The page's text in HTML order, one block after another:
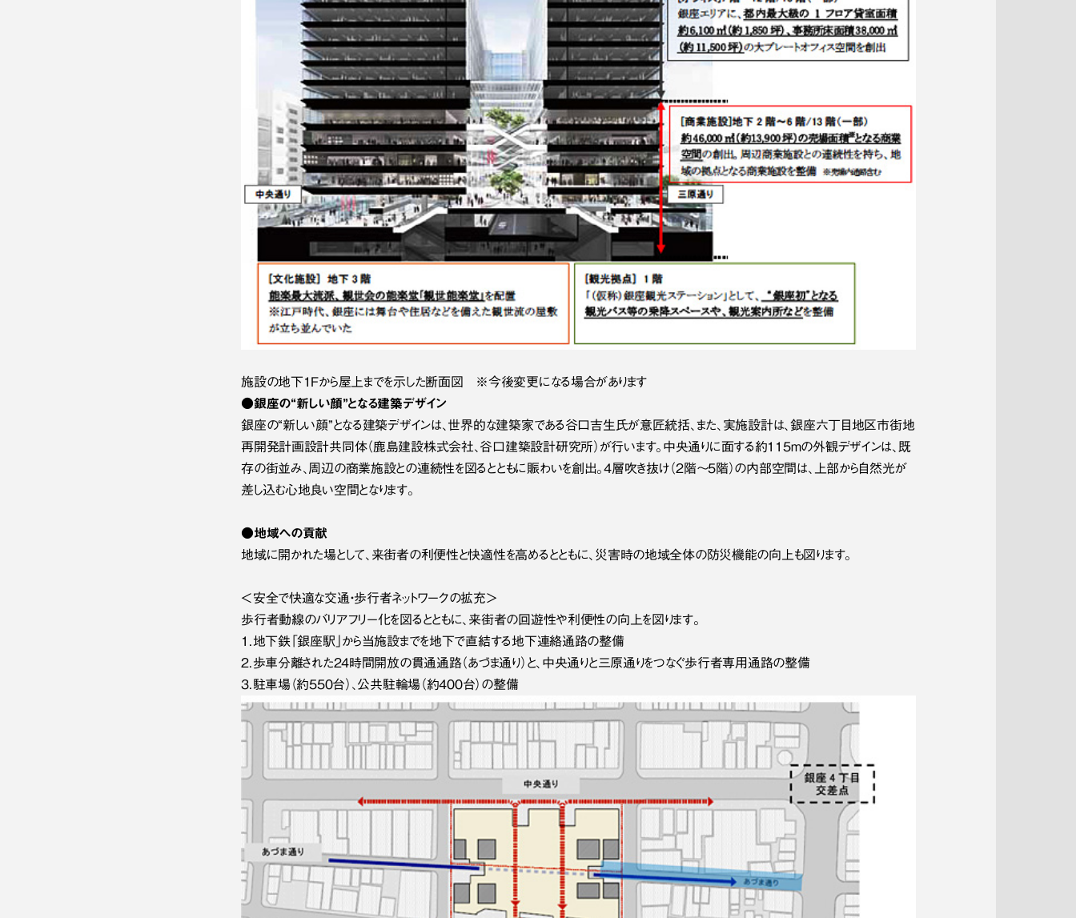
施設の地下1Fから屋上までを示した断面図　※今後変更になる場合があります
●銀座の“新しい顔”となる建築デザイン
銀座の“新しい顔”となる建築デザインは、世界的な建築家である谷口吉生氏が意匠統括、また、実施設計は、銀座六丁目地区市街地
再開発計画設計共同体（鹿島建設株式会社、谷口建築設計研究所）が行います。中央通りに面する約115mの外観デザインは、既
存の街並み、周辺の商業施設との連続性を図るとともに賑わいを創出。4層吹き抜け（2階～5階）の内部空間は、上部から自然光が
差し込む心地良い空間となります。
●地域への貢献
地域に開かれた場として、来街者の利便性と快適性を高めるとともに、災害時の地域全体の防災機能の向上も図ります。
＜安全で快適な交通・歩行者ネットワークの拡充＞
歩行者動線のバリアフリー化を図るとともに、来街者の回遊性や利便性の向上を図ります。
1．地下鉄「銀座駅」から当施設までを地下で直結する地下連絡通路の整備
2．歩車分離された24時間開放の貫通通路（あづま通り）と、中央通りと三原通りをつなぐ歩行者専用通路の整備
3．駐車場（約550台）、公共駐輪場（約400台）の整備